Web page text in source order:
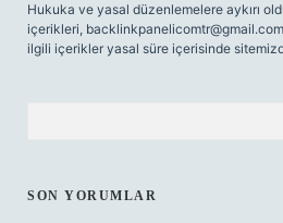
Hukuka ve yasal düzenlemelere aykırı
içerikleri, backlinkpanelicomtr@gmail.com
ilgili içerikler yasal süre içerisinde
SON YORUMLAR